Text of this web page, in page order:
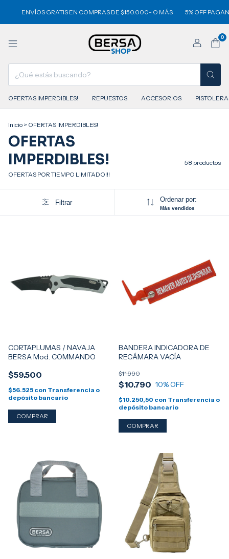
GRATIS EN COMPRAS DE $150.000- O MÁS 5% OFF PAGANDO CON
0
OFERTAS IMPERDIBLES! REPUESTOS ACCESORIOS
Inicio > OFERTAS IMPERDIBLES!
OFERTAS
IMPERDIBLES!
58 productos
OFERTAS POR TIEMPO LIMITADO!!!
Filtrar Ordenar por:
Más vendidos
CORTAPLUMAS / NAVAJA
BERSA Mod. COMMANDO
$59.500
$56.525 con Transferencia o
depósito bancario
BANDERA INDICADORA DE
RECÁMARA VACÍA
$10.790
$11.990
10% OFF
$10.250,50 con Transferencia o
depósito bancario